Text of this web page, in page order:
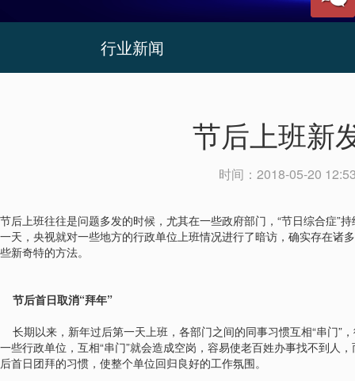
行业新闻
节后上班新
时间： 2018-05-20
节后上班往往是问题多发的时候，尤其在一些政府部门，“节日综合症”
一天，央视就对一些地方的行政单位上班情况进行了暗访，确实存在诸
些新奇特的方法。
节后首日取消“拜年”
长期以来，新年过后第一天上班，各部门之间的同事习惯互相“串门”
一些行政单位，互相“串门”就会造成空岗，容易使老百姓办事找不到人
后首日团拜的习惯，使整个单位回归良好的工作氛围。